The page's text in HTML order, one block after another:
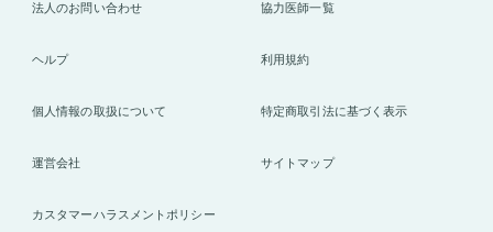
法人のお問い合わせ 協力医師一覧
ヘルプ 利用規約
個人情報の取扱について 特定商取引法に基づく表示
運営会社 サイトマップ
カスタマーハラスメントポリシー